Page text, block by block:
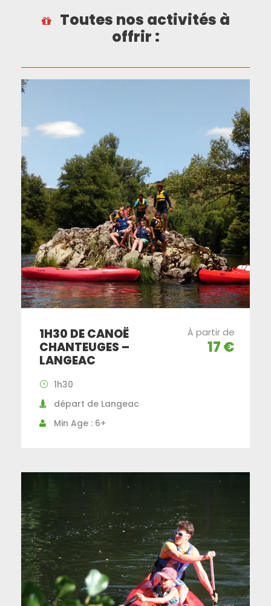
Toutes nos activités à
offrir :
1H30 DE CANOË
CHANTEUGES –
LANGEAC
À partir de
17 €
1h30
départ de Langeac
Min Age : 6+